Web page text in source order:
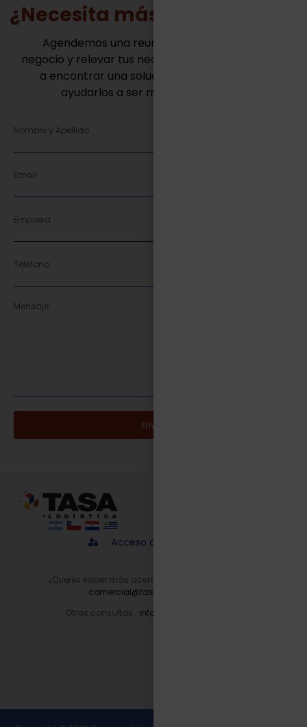
¿Necesita más información?
Agendemos una reunión para conocer tu
negocio y relevar tus necesidades. Juntos vamos
a encontrar una solución innovadora para
ayudarlos a ser mas competitivos.
Enviar
Acceso a proveedores
¿Querés saber más acerca de nuestros servicios?
comercial@tasalogistica.com
Otras consultas : info@tasalogistica.com